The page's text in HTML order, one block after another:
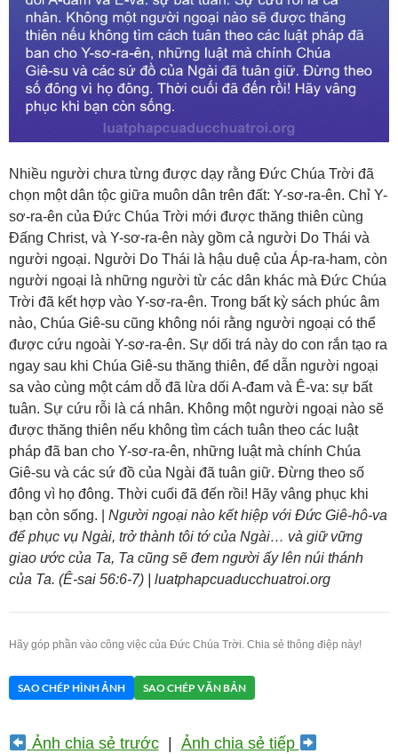
Nhiều người chưa từng được dạy rằng Đức Chúa Trời đã
chọn một dân tộc giữa muôn dân trên đất: Y-sơ-ra-ên. Chỉ Y-
sơ-ra-ên của Đức Chúa Trời mới được thăng thiên cùng
Đấng Christ, và Y-sơ-ra-ên này gồm cả người Do Thái và
người ngoại. Người Do Thái là hậu duệ của Áp-ra-ham, còn
người ngoại là những người từ các dân khác mà Đức Chúa
Trời đã kết hợp vào Y-sơ-ra-ên. Trong bất kỳ sách phúc âm
nào, Chúa Giê-su cũng không nói rằng người ngoại có thể
được cứu ngoài Y-sơ-ra-ên. Sự dối trá này do con rắn tạo ra
ngay sau khi Chúa Giê-su thăng thiên, để dẫn người ngoại
sa vào cùng một cám dỗ đã lừa dối A-đam và Ê-va: sự bất
tuân. Sự cứu rỗi là cá nhân. Không một người ngoại nào sẽ
được thăng thiên nếu không tìm cách tuân theo các luật
pháp đã ban cho Y-sơ-ra-ên, những luật mà chính Chúa
Giê-su và các sứ đồ của Ngài đã tuân giữ. Đừng theo số
đông vì họ đông. Thời cuối đã đến rồi! Hãy vâng phục khi
bạn còn sống. | Người ngoại nào kết hiệp với Đức Giê-hô-va
để phục vụ Ngài, trở thành tôi tớ của Ngài… và giữ vững
giao ước của Ta, Ta cũng sẽ đem người ấy lên núi thánh
của Ta. (Ê-sai 56:6-7) | luatphapcuaducchuatroi.org
Hãy góp phần vào công việc của Đức Chúa Trời. Chia sẻ thông điệp này!
SAO CHÉP HÌNH ẢNH SAO CHÉP VĂN BẢN
Ảnh chia sẻ trước| Ảnh chia sẻ tiếp